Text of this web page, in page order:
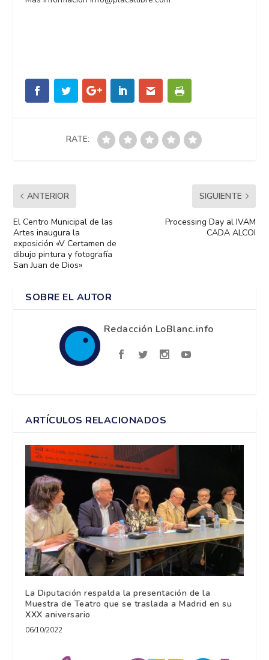
RATE:
ANTERIOR
El Centro Municipal de las
Artes inaugura la
exposición «V Certamen de
dibujo pintura y fotografía
San Juan de Dios»
SIGUIENTE
Processing Day al IVAM
CADA ALCOI
SOBRE EL AUTOR
Redacción LoBlanc.info
ARTÍCULOS RELACIONADOS
La Diputación respalda la presentación de la
Muestra de Teatro que se traslada a Madrid en su
XXX aniversario
06/10/2022